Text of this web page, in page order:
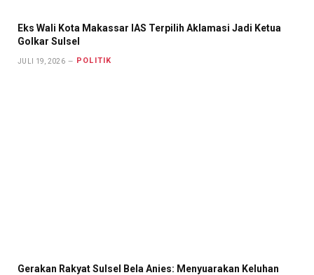
Eks Wali Kota Makassar IAS Terpilih Aklamasi Jadi Ketua
Golkar Sulsel
JULI 19, 2026 POLITIK
Gerakan Rakyat Sulsel Bela Anies: Menyuarakan Keluhan